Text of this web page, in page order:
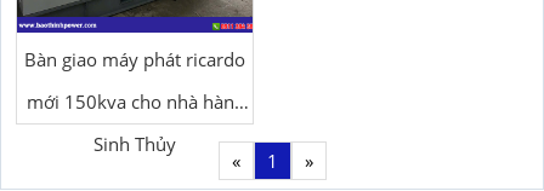
Bàn giao máy phát ricardo
mới 150kva cho nhà hàng
Sinh Thủy
« 1 »